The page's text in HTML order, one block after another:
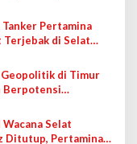
Tanker Pertamina
Terjebak di Selat
di Timur
Berpotensi
Jelaskan Masih
Selat
Ditutup, Pertamina